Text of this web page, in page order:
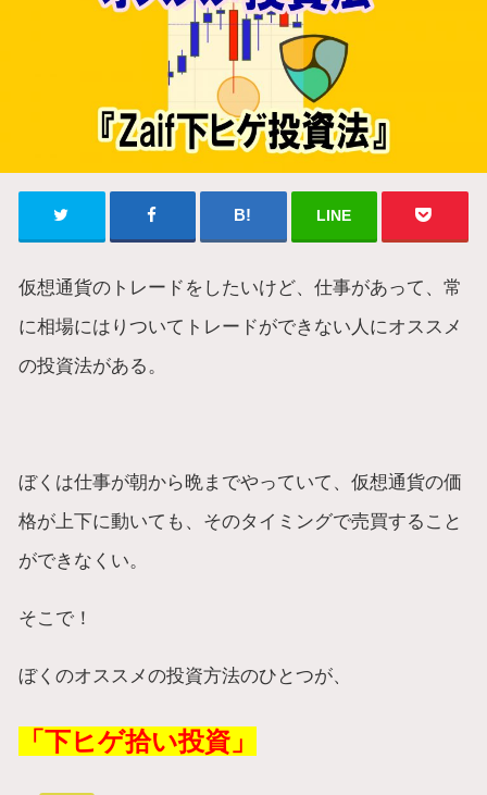
LINE
仮想通貨のトレードをしたいけど、仕事があって、常
に相場にはりついてトレードができない人にオススメ
の投資法がある。
ぼくは仕事が朝から晩までやっていて、仮想通貨の価
格が上下に動いても、そのタイミングで売買すること
ができなくい。
そこで！
ぼくのオススメの投資方法のひとつが、
「下ヒゲ拾い投資」